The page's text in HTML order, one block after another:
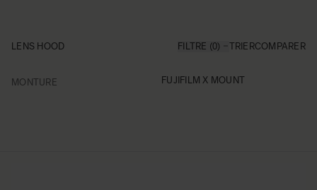
LENS HOOD FILTRE (0) TRIERCOMPARER
MONTUREFILTER FUJIFILM X MOUNT